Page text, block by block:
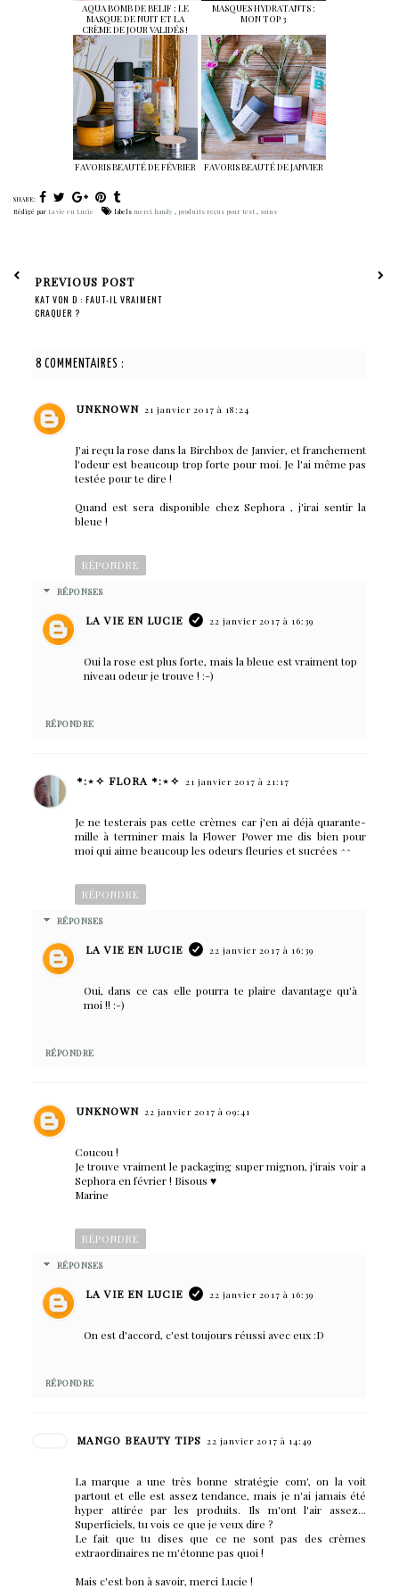
AQUA BOMB DE BELIF : LE
MASQUE DE NUIT ET LA
CRÈME DE JOUR VALIDÉS !
MASQUES HYDRATANTS :
MON TOP 3
FAVORIS BEAUTÉ DE FÉVRIER FAVORIS BEAUTÉ DE JANVIER
SHARE:
Rédigé par La vie en Lucie labels merci handy produits reçus pour test soins
PREVIOUS POST
KAT VON D : FAUT-IL VRAIMENT
CRAQUER ?
8 COMMENTAIRES :
UNKNOWN 21 janvier 2017 à 18:24
J'ai reçu la rose dans la Birchbox de Janvier, et franchement
l'odeur est beaucoup trop forte pour moi. Je l'ai même pas
testée pour te dire !
Quand est sera disponible chez Sephora , j'irai sentir la
bleue !
RÉPONDRE
RÉPONSES
LA VIE EN LUCIE 22 janvier 2017 à 16:39
Oui la rose est plus forte, mais la bleue est vraiment top
niveau odeur je trouve ! :-)
RÉPONDRE
*:⋆✧ FLORA *:⋆✧ 21 janvier 2017 à 21:17
Je ne testerais pas cette crèmes car j'en ai déjà quarante-
mille à terminer mais la Flower Power me dis bien pour
moi qui aime beaucoup les odeurs fleuries et sucrées ^^
RÉPONDRE
RÉPONSES
LA VIE EN LUCIE 22 janvier 2017 à 16:39
Oui, dans ce cas elle pourra te plaire davantage qu'à
moi !! :-)
RÉPONDRE
UNKNOWN 22 janvier 2017 à 09:41
Coucou !
Je trouve vraiment le packaging super mignon, j'irais voir a
Sephora en février ! Bisous ♥
Marine
RÉPONDRE
RÉPONSES
LA VIE EN LUCIE 22 janvier 2017 à 16:39
On est d'accord, c'est toujours réussi avec eux :D
RÉPONDRE
MANGO BEAUTY TIPS 22 janvier 2017 à 14:49
La marque a une très bonne stratégie com', on la voit
partout et elle est assez tendance, mais je n'ai jamais été
hyper attirée par les produits. Ils m'ont l'air assez...
Superficiels, tu vois ce que je veux dire ?
Le fait que tu dises que ce ne sont pas des crèmes
extraordinaires ne m'étonne pas quoi !
Mais c'est bon à savoir, merci Lucie !